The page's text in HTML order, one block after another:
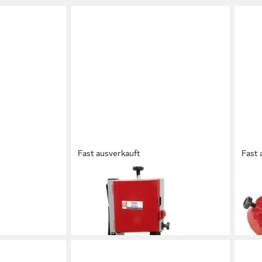
Fast ausverkauft
Bandsäge Tischbandsäge
HBS230ECO_230V
210,91 €
in 3-4 Werktagen bei dir
Fast
ab
in 3-